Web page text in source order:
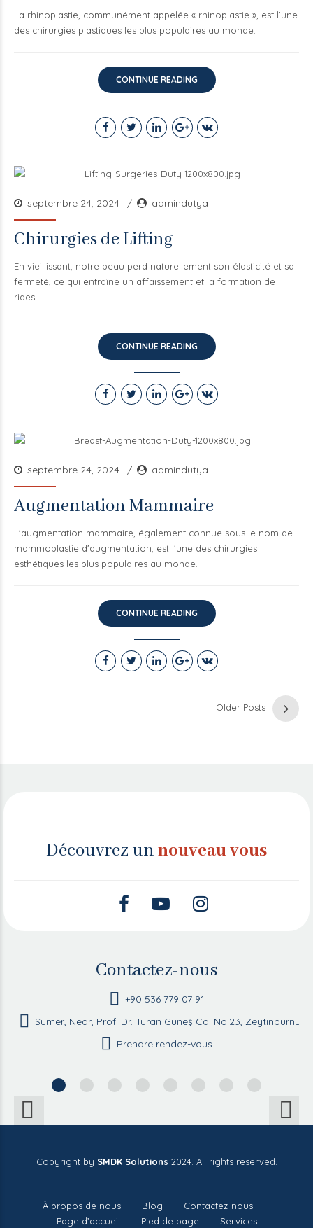
La rhinoplastie, communément appelée « rhinoplastie », est l’une
des chirurgies plastiques les plus populaires au monde.
CONTINUE READING
septembre 24, 2024 admindutya
Chirurgies de Lifting
En vieillissant, notre peau perd naturellement son élasticité et sa
fermeté, ce qui entraîne un affaissement et la formation de
rides.
CONTINUE READING
septembre 24, 2024 admindutya
Augmentation Mammaire
L'augmentation mammaire, également connue sous le nom de
mammoplastie d'augmentation, est l'une des chirurgies
esthétiques les plus populaires au monde.
CONTINUE READING
Older Posts
Découvrez unnouveau vous
Contactez-nous
+90 536 779 07 91
Sümer, Near, Prof. Dr. Turan Güneş Cd. No:23, Zeytinburnu/
Prendre rendez-vous
Copyright by SMDK Solutions 2024. All rights reserved.
À propos de nous Blog
Contactez-nous
Page d’accueil
Pied de page Services